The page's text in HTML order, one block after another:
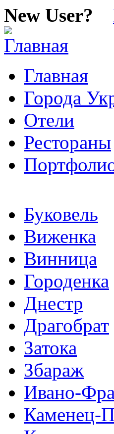
New User?
Главная
Города
Отели
Рестораны
Буковель
Виженка
Винница
Городенка
Днестр
Драгобрат
Затока
Збараж
Ивано-
Каменец-